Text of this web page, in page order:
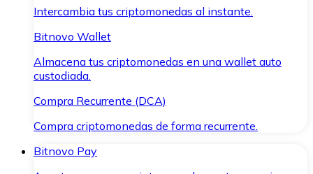
Intercambia tus criptomonedas al instante.
Bitnovo Wallet
Almacena tus criptomonedas en una wallet auto
custodiada.
Compra Recurrente (DCA)
Compra criptomonedas de forma recurrente.
Bitnovo Pay